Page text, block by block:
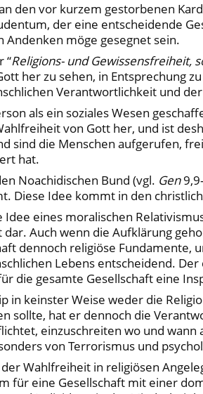
den vor kurzem gestorbenen
der eine entscheidende
Andenken möge gesegnet sein.
“Religions- und Gewissensfreiheit,
her zu sehen, in Entsprechung
Verantwortlichkeit und
als ein soziales Wesen
von Gott her, und ist
sind die Menschen aufgerufen,
hat.
Noachidischen Bund (vgl. Gen
Diese Idee kommt in den
eines moralischen
Auch wenn die Aufklärung
dennoch religiöse
Lebens entscheidend.
die gesamte Gesellschaft eine
in keinster Weise weder die
sollte, hat er dennoch die
einzuschreiten wo und
von Terrorismus und
Wahlfreiheit in religiösen
für eine Gesellschaft mit einer